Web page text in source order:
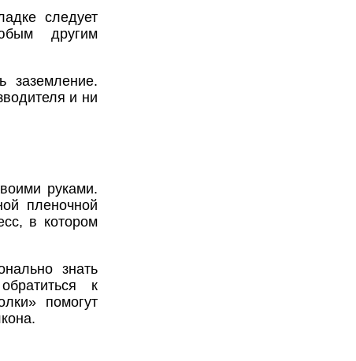
следует
другим
заземление.
и ни
руками.
пленочной
в котором
знать
к
помогут